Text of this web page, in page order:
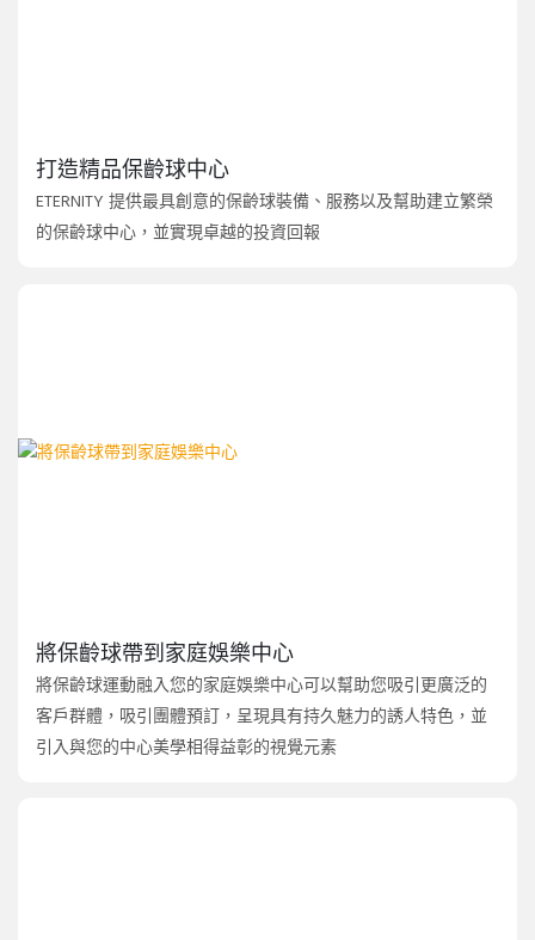
打造精品保齡球中心
ETERNITY 提供最具創意的保齡球裝備、服務以及幫助建立繁榮
的保齡球中心，並實現卓越的投資回報
將保齡球帶到家庭娛樂中心
將保齡球運動融入您的家庭娛樂中心可以幫助您吸引更廣泛的
客戶群體，吸引團體預訂，呈現具有持久魅力的誘人特色，並
引入與您的中心美學相得益彰的視覺元素